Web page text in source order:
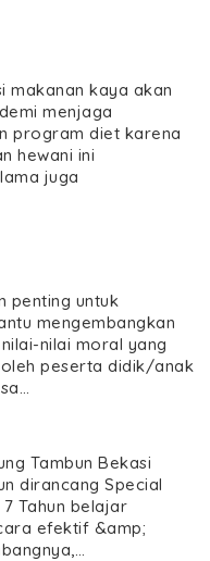
makanan kaya akan
menjaga
program diet karena
hewani ini
juga
penting untuk
mengembangkan
nilai moral yang
peserta didik/anak
Tambun Bekasi
dirancang Special
Tahun belajar
efektif &amp;